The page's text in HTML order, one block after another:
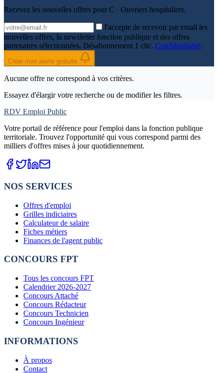
Recevez les nouvelles offres pour C · Ouvriers hospitaliers.
J'accepte de recevoir par email les
nouvelles offres, la newsletter fonction publique et des offres
partenaires sélectionnées. Désabonnement 1 clic. Confidentialité.
Créer mon alerte gratuite
Aucune offre ne correspond à vos critères.
Essayez d'élargir votre recherche ou de modifier les filtres.
RDV Emploi Public
Votre portail de référence pour l'emploi dans la fonction publique
territoriale. Trouvez l'opportunité qui vous correspond parmi des
milliers d'offres mises à jour quotidiennement.
NOS SERVICES
Offres d'emploi
Grilles indiciaires
Calculateur de salaire
Fiches métiers
Finances de l'agent public
CONCOURS FPT
Tous les concours FPT
Calendrier 2026-2027
Concours Attaché
Concours Rédacteur
Concours Technicien
Concours Ingénieur
INFORMATIONS
À propos
Contact